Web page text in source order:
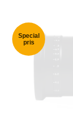
Special
pris